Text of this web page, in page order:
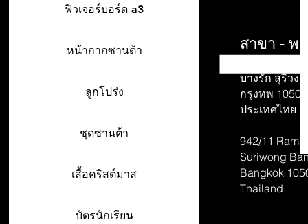
ฟิวเจอร์บอร์ด a3
หน้ากากซานต้า
ลูกโปร่ง
ชุดซานต้า
เสื้อคริสต์มาส
บัตรนักเรียน
สาขา - พ
บางรัก สุริวงศ์
กรุงทพ 10500
ประเทศไทย
942/11 Rama
Suriwong
Bangkok
Thailand